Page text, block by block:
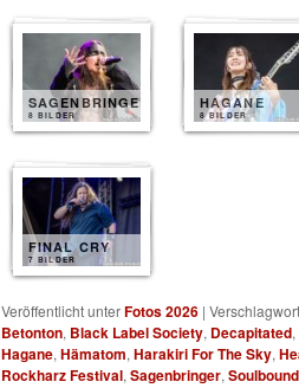
SAGENBRINGER
8 BILDER
HAGANE
8 BILDER
FINAL CRY
7 BILDER
Veröffentlicht unterFotos 2026 |
Betonton, Black Label Society, Decapitated,
Hagane, Hämatom, Harakiri For The Sky,
Rockharz Festival, Sagenbringer, Soulbound